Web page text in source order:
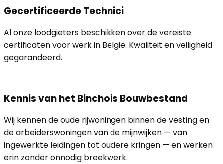
Gecertificeerde Technici
Al onze loodgieters beschikken over de vereiste
certificaten voor werk in België. Kwaliteit en veiligheid
gegarandeerd.
Kennis van het Binchois Bouwbestand
Wij kennen de oude rijwoningen binnen de vesting en
de arbeiderswoningen van de mijnwijken — van
ingewerkte leidingen tot oudere kringen — en werken
erin zonder onnodig breekwerk.